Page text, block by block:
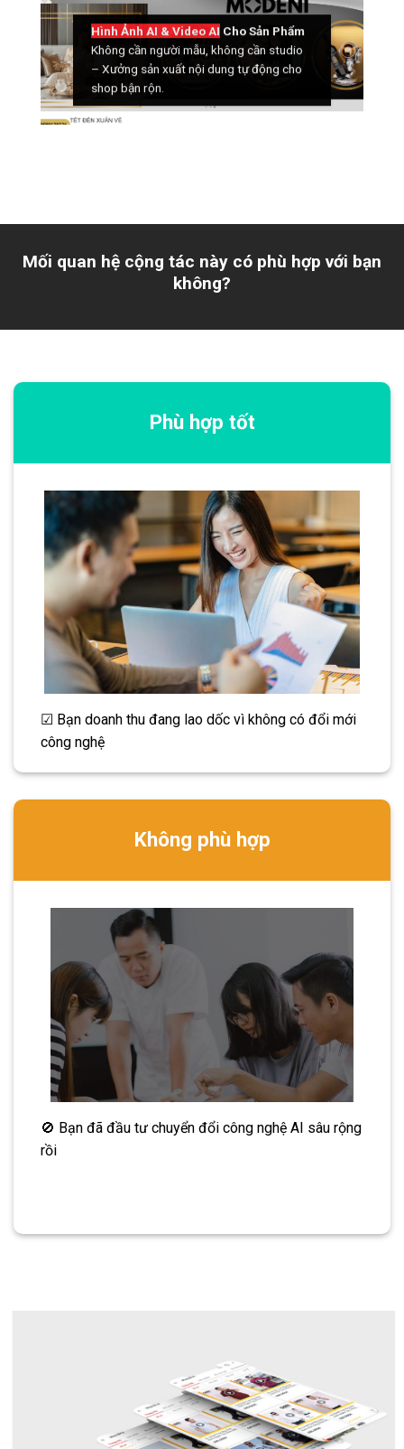
Hình Ảnh AI & Video AI Cho Sản Phẩm
Không cần người mẫu, không cần studio
– Xưởng sản xuất nội dung tự động cho
shop bận rộn.
Mối quan hệ cộng tác này có phù hợp với bạn
không?
Phù hợp tốt
☑ Bạn doanh thu đang lao dốc vì không có đổi mới
công nghệ
Không phù hợp
🚫 Bạn đã đầu tư chuyển đổi công nghệ AI sâu rộng
rồi